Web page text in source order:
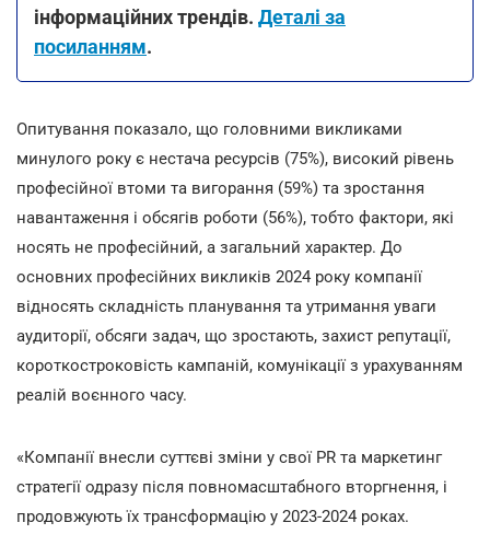
інформаційних трендів. Деталі за
посиланням.
Опитування показало, що головними викликами
минулого року є нестача ресурсів (75%), високий рівень
професійної втоми та вигорання (59%) та зростання
навантаження і обсягів роботи (56%), тобто фактори, які
носять не професійний, а загальний характер. До
основних професійних викликів 2024 року компанії
відносять складність планування та утримання уваги
аудиторії, обсяги задач, що зростають, захист репутації,
короткостроковість кампаній, комунікації з урахуванням
реалій воєнного часу.
«Компанії внесли суттєві зміни у свої PR та маркетинг
стратегії одразу після повномасштабного вторгнення, і
продовжують їх трансформацію у 2023-2024 роках.